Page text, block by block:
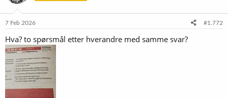
7 Feb 2026 #1.772
Hva? to spørsmål etter hverandre med samme svar?